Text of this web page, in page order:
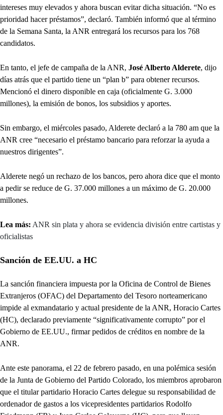
intereses muy elevados y ahora buscan evitar dicha situación. “No es
prioridad hacer préstamos”, declaró. También informó que al término
de la Semana Santa, la ANR entregará los recursos para los 768
candidatos.
En tanto, el jefe de campaña de la ANR, José Alberto Alderete, dijo
días atrás que el partido tiene un “plan b” para obtener recursos.
Mencionó el dinero disponible en caja (oficialmente G. 3.000
millones), la emisión de bonos, los subsidios y aportes.
Sin embargo, el miércoles pasado, Alderete declaró a la 780 am que la
ANR cree “necesario el préstamo bancario para reforzar la ayuda a
nuestros dirigentes”.
Alderete negó un rechazo de los bancos, pero ahora dice que el monto
a pedir se reduce de G. 37.000 millones a un máximo de G. 20.000
millones.
Lea más: ANR sin plata y ahora se evidencia división entre cartistas y
oficialistas
Sanción de EE.UU. a HC
La sanción financiera impuesta por la Oficina de Control de Bienes
Extranjeros (OFAC) del Departamento del Tesoro norteamericano
impide al exmandatario y actual presidente de la ANR, Horacio Cartes
(HC), declarado previamente “significativamente corrupto” por el
Gobierno de EE.UU., firmar pedidos de créditos en nombre de la
ANR.
Ante este panorama, el 22 de febrero pasado, en una polémica sesión
de la Junta de Gobierno del Partido Colorado, los miembros aprobaron
que el titular partidario Horacio Cartes delegue su responsabilidad de
ordenador de gastos a los vicepresidentes partidarios Rodolfo